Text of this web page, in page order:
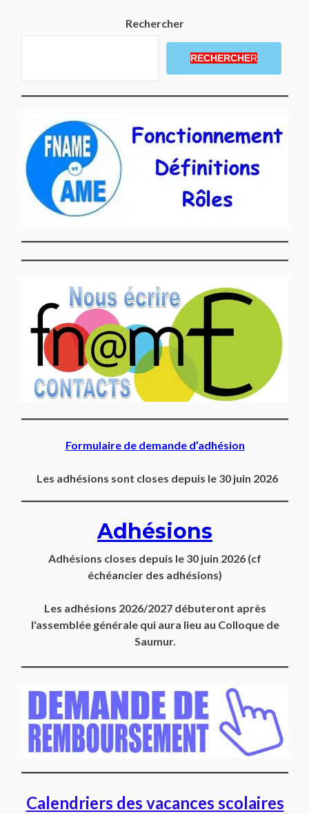
Rechercher
RECHERCHER
Formulaire de demande d’adhésion
Les adhésions sont closes depuis le 30 juin 2026
Adhésions
Adhésions closes depuis le 30 juin 2026 (cf
échéancier des adhésions)
Les adhésions 2026/2027 débuteront après
l'assemblée générale qui aura lieu au Colloque de
Saumur.
Calendriers des vacances scolaires